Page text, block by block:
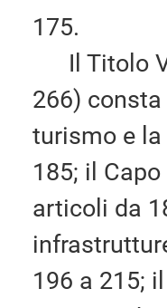
175.
Il Titolo
266)
turismo e
185; il
articoli da
196 a 215;